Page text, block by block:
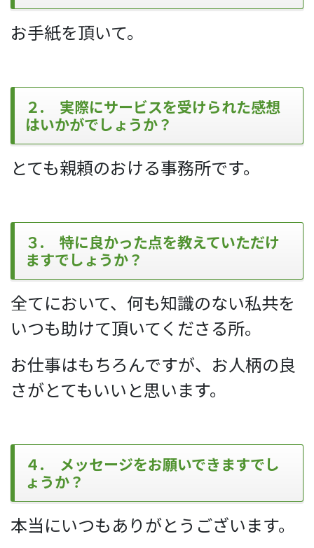
お手紙を頂いて。
２. 実際にサービスを受けられた感想
はいかがでしょうか？
とても親頼のおける事務所です。
３. 特に良かった点を教えていただけ
ますでしょうか？
全てにおいて、何も知識のない私共を
いつも助けて頂いてくださる所。
お仕事はもちろんですが、お人柄の良
さがとてもいいと思います。
４. メッセージをお願いできますでし
ょうか？
本当にいつもありがとうございます。